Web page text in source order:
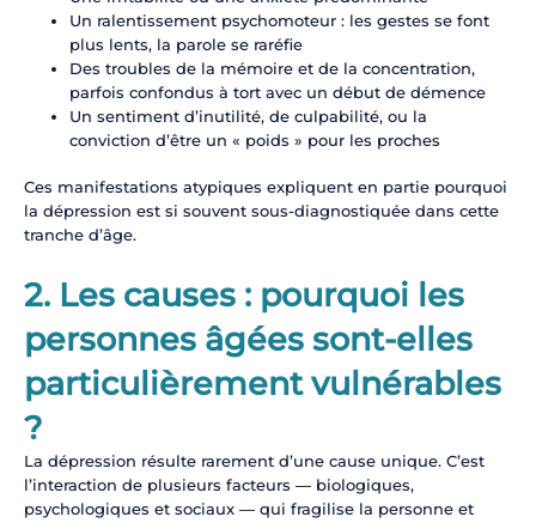
Un ralentissement psychomoteur : les gestes se font
plus lents, la parole se raréfie
Des troubles de la mémoire et de la concentration,
parfois confondus à tort avec un début de démence
Un sentiment d’inutilité, de culpabilité, ou la
conviction d’être un « poids » pour les proches
Ces manifestations atypiques expliquent en partie pourquoi
la dépression est si souvent sous-diagnostiquée dans cette
tranche d’âge.
2. Les causes : pourquoi les
personnes âgées sont-elles
particulièrement vulnérables
?
La dépression résulte rarement d’une cause unique. C’est
l’interaction de plusieurs facteurs — biologiques,
psychologiques et sociaux — qui fragilise la personne et